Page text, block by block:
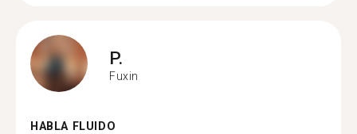
P.
Fuxin
HABLA FLUIDO